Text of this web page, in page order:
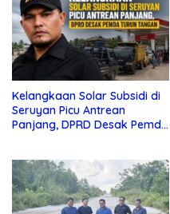
Kelangkaan Solar Subsidi di
Seruyan Picu Antrean
Panjang, DPRD Desak Pemda